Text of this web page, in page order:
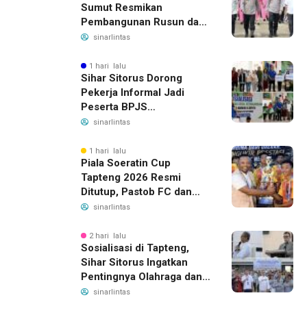
Sumut Resmikan
Pembangunan Rusun dan
Benahi Empat Polsek
sinarlintas
1 hari lalu
Sihar Sitorus Dorong
Pekerja Informal Jadi
Peserta BPJS
Ketenagakerjaan, Manfaat
Juta
sinarlintas
1 hari lalu
Piala Soeratin Cup
Tapteng 2026 Resmi
Ditutup, Pastob FC dan
Sahata FC Barus Raih
sinarlintas
2 hari lalu
Sosialisasi di Tapteng,
Sihar Sitorus Ingatkan
Pentingnya Olahraga dan
Deteksi Dini Penyakit
sinarlintas